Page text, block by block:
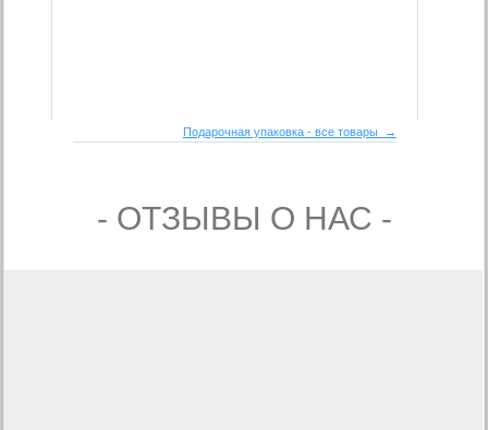
Подарочная упаковка - все товары →
- ОТЗЫВЫ О НАС -